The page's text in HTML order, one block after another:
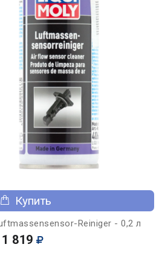
Купить
Reiniger - 0,2 л
1 819